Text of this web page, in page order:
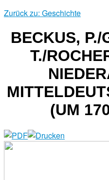
Zurück zu: Geschichte
BECKUS, P./
T./
(UM